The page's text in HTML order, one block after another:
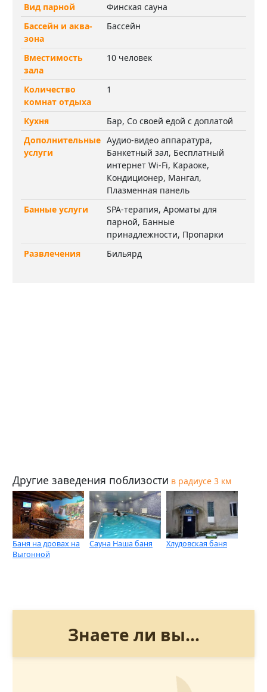
Вид парной
Финская сауна
Бассейн и аква-
зона
Бассейн
Вместимость
зала
10 человек
Количество
комнат отдыха
1
Кухня
Бар, Со своей едой с доплатой
Дополнительные
услуги
Аудио-видео аппаратура,
Банкетный зал, Бесплатный
интернет Wi-Fi, Караоке,
Кондиционер, Мангал,
Плазменная панель
Банные услуги
SPA-терапия, Ароматы для
парной, Банные
принадлежности, Пропарки
Развлечения
Бильярд
Другие заведения поблизости в радиусе 3 км
Баня на дровах на
Выгонной
Сауна Наша баня Хлудовская баня
Знаете ли вы...